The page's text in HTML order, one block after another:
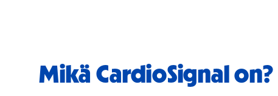
Mikä CardioSignal on?